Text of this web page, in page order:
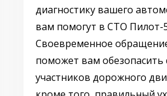
диагностику вашего
вам помогут в СТО Пилот-
Своевременное
поможет вам обезопасить
участников дорожного